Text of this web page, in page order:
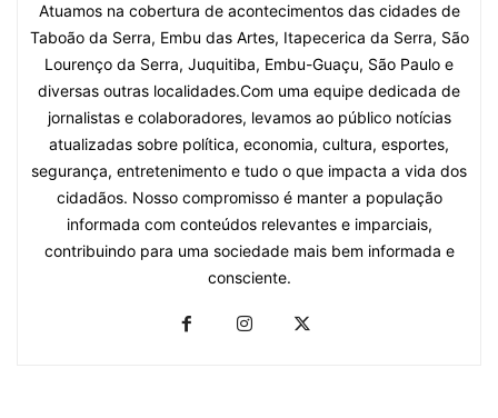
Atuamos na cobertura de acontecimentos das cidades de
Taboão da Serra, Embu das Artes, Itapecerica da Serra, São
Lourenço da Serra, Juquitiba, Embu-Guaçu, São Paulo e
diversas outras localidades.Com uma equipe dedicada de
jornalistas e colaboradores, levamos ao público notícias
atualizadas sobre política, economia, cultura, esportes,
segurança, entretenimento e tudo o que impacta a vida dos
cidadãos. Nosso compromisso é manter a população
informada com conteúdos relevantes e imparciais,
contribuindo para uma sociedade mais bem informada e
consciente.